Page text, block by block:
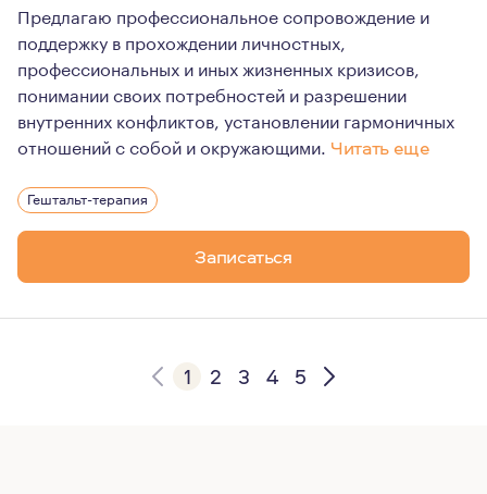
Предлагаю профессиональное сопровождение и
поддержку в прохождении личностных,
профессиональных и иных жизненных кризисов,
понимании своих потребностей и разрешении
внутренних конфликтов, установлении гармоничных
отношений с собой и окружающими. Читать еще
Психология - моя вторая профессия, в которую меня
Гештальт-терапия
Записаться
1 2 3 4 5